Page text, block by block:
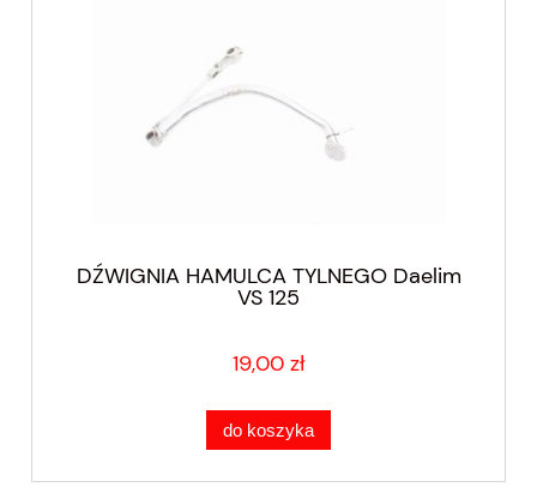
DŹWIGNIA HAMULCA TYLNEGO Daelim
VS 125
19,00 zł
do koszyka